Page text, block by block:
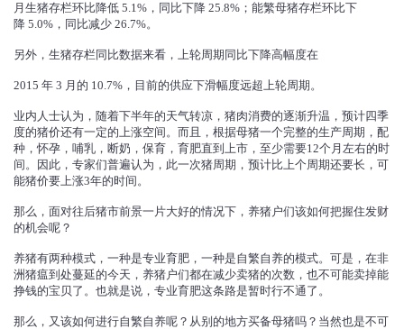
月生猪存栏环比降低 5.1%，同比下降 25.8%；能繁母猪存栏环比下
降 5.0%，同比减少 26.7%。
另外，生猪存栏同比数据来看，上轮周期同比下降高幅度在
2015 年 3 月的 10.7%，目前的供应下滑幅度远超上轮周期。
业内人士认为，随着下半年的天气转凉，猪肉消费的逐渐升温，预计四季
度的猪价还有一定的上涨空间。而且，根据母猪一个完整的生产周期，配
种，怀孕，哺乳，断奶，保育，育肥直到上市，至少需要12个月左右的时
间。因此，专家们普遍认为，此一次猪周期，预计比上个周期还要长，可
能猪价要上涨3年的时间。
那么，面对往后猪市前景一片大好的情况下，养猪户们该如何把握住发财
的机会呢？
养猪有两种模式，一种是专业育肥，一种是自繁自养的模式。可是，在非
洲猪瘟到处蔓延的今天，养猪户们都在减少卖猪的次数，也不可能卖掉能
挣钱的宝贝了。也就是说，专业育肥这条路是暂时行不通了。
那么，又该如何进行自繁自养呢？从别的地方买备母猪吗？当然也是不可